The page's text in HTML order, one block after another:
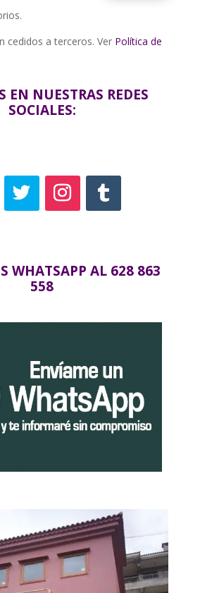
cedidos a terceros. Ver Política de
EN NUESTRAS REDES
SOCIALES:
WHATSAPP AL 628 863
558